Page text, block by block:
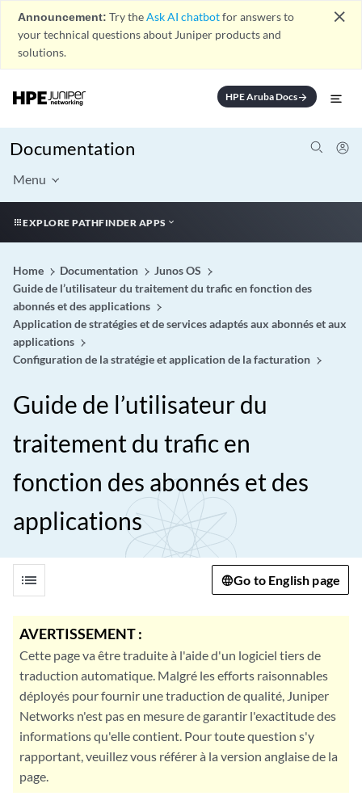
Announcement: Try theAsk AI chatbotfor answers to
your technical questions about Juniper products and
solutions.
close
HPE Aruba Docsarrow_forward
Documentation
Menu
EXPLORE PATHFINDER APPS
Home Documentation
Junos OS
Guide de l’utilisateur du traitement du trafic en fonction des
abonnés et des applications
Application de stratégies et de services adaptés aux abonnés et aux
applications
Configuration de la stratégie et application de la facturation
Guide de l’utilisateur du
traitement du trafic en
fonction des abonnés et des
applications
list Go to English page
AVERTISSEMENT :
Cette page va être traduite à l'aide d'un logiciel tiers de
traduction automatique. Malgré les efforts raisonnables
déployés pour fournir une traduction de qualité, Juniper
Networks n'est pas en mesure de garantir l'exactitude des
informations qu'elle contient. Pour toute question s'y
rapportant, veuillez vous référer à la version anglaise de la
page.